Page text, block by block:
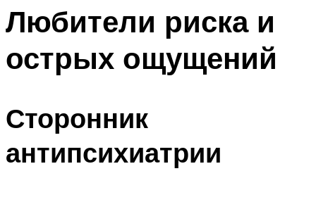
Любители риска и
острых ощущений
Сторонник
антипсихиатрии